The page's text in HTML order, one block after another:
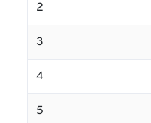
2
3
4
5